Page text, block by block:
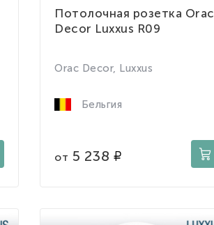
Потолочная розетка Orac
Decor Luxxus R09
Orac Decor, Luxxus
Бельгия
от 5 238